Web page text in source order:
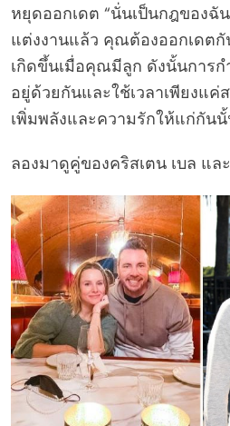
หยุดออกเดต “นั่นเป็นกฎของฉั
แต่งงานแล้ว คุณต้องออกเดต
เกิดขึ้นเมื่อคุณมีลูก ดังนั้นการก
อยู่ด้วยกันและใช้เวลาเพียงแค่
เพิ่มพลังและความรักให้แก่กันนั้
ลองมาดูคู่ของคริสเตน เบล แล